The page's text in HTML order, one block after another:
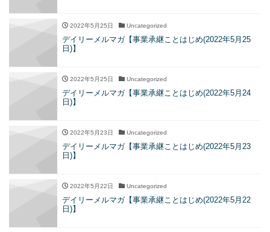
2022年5月25日 Uncategorized
デイリーメルマガ【事業承継ことはじめ(2022年5月25
日)】
2022年5月25日 Uncategorized
デイリーメルマガ【事業承継ことはじめ(2022年5月24
日)】
2022年5月23日 Uncategorized
デイリーメルマガ【事業承継ことはじめ(2022年5月23
日)】
2022年5月22日 Uncategorized
デイリーメルマガ【事業承継ことはじめ(2022年5月22
日)】